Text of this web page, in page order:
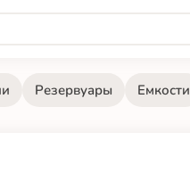
Резервуары Емкости